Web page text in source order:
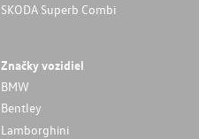
SKODA Superb Combi
Značky vozidiel
BMW
Bentley
Lamborghini